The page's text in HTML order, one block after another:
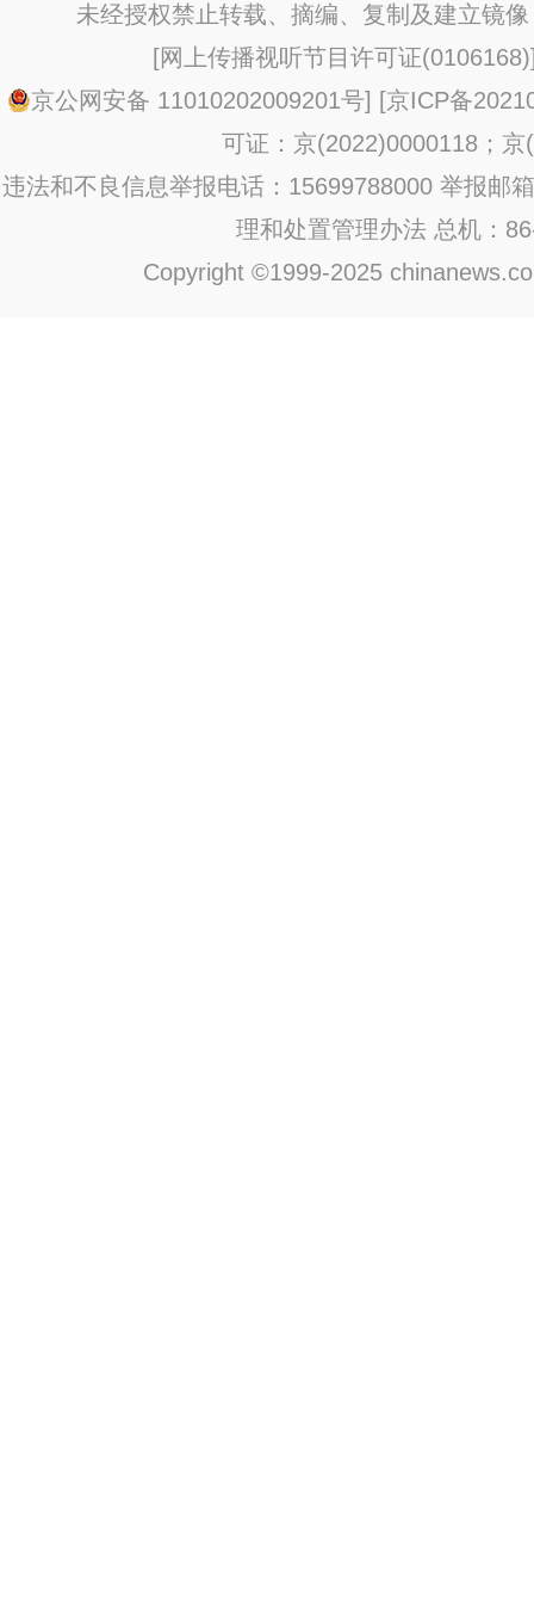
未经授权禁止转载、摘编、复制及建立镜
[网上传播视听节目许可证(0106168)
京公网安备 11010202009201号] [京ICP备
可证：京(2022)0000118；京
违法和不良信息举报电话：15699788000 举报邮
理和处置管理办法 总机：
Copyright ©1999-2025